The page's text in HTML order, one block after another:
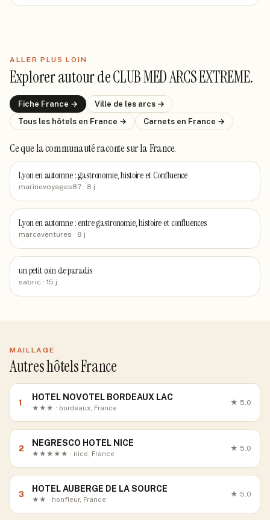
ALLER PLUS LOIN
Explorer autour deCLUB MED ARCS EXTREME.
Fiche France → Ville de les arcs →
Tous les hôtels en France → Carnets en France →
Ce que la communauté racontesur la France.
Lyon en automne : gastronomie, histoire et Confluence
marinevoyages87 · 8 j
Lyon en automne : entre gastronomie, histoire et confluences
marcaventures · 8 j
un petit coin de paradis
sabric · 15 j
MAILLAGE
Autres hôtels France
1
HOTEL NOVOTEL BORDEAUX LAC
★★★ · bordeaux, France
★ 5.0
2
NEGRESCO HOTEL NICE
★★★★★ · nice, France
★ 5.0
3
HOTEL AUBERGE DE LA SOURCE
★★ · honfleur, France
★ 5.0